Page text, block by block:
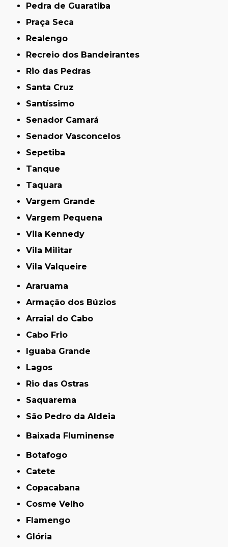
Pedra de Guaratiba
Praça Seca
Realengo
Recreio dos Bandeirantes
Rio das Pedras
Santa Cruz
Santíssimo
Senador Camará
Senador Vasconcelos
Sepetiba
Tanque
Taquara
Vargem Grande
Vargem Pequena
Vila Kennedy
Vila Militar
Vila Valqueire
Araruama
Armação dos Búzios
Arraial do Cabo
Cabo Frio
Iguaba Grande
Lagos
Rio das Ostras
Saquarema
São Pedro da Aldeia
Baixada Fluminense
Botafogo
Catete
Copacabana
Cosme Velho
Flamengo
Glória